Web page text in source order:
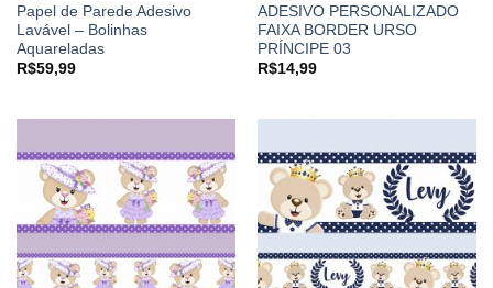
Papel de Parede Adesivo
Lavável – Bolinhas
Aquareladas
R$59,99
ADESIVO PERSONALIZADO
FAIXA BORDER URSO
PRÍNCIPE 03
R$14,99